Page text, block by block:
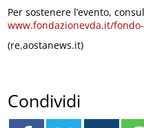
Per sostenere l’evento,
www.fondazionevda.it/
(re.aostanews.it)
Condividi